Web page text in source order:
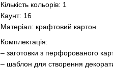
Кількість кольорів: 1
Каунт: 16
Матеріал: крафтовий картон
Комплектація:
– заготовки з перфорованого
– шаблон для створення